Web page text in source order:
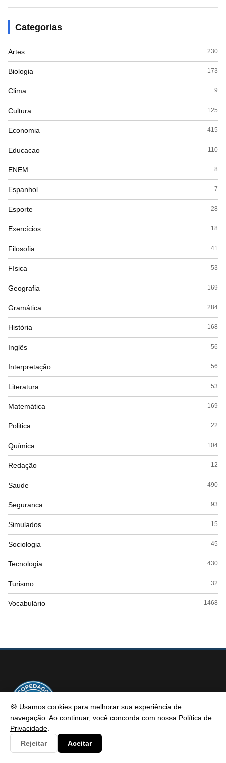
🍪 Usamos cookies para melhorar sua experiência de
navegação. Ao continuar, você concorda com nossa Política de
Privacidade
Rejeitar
Aceitar
Categorias
Artes 230
Biologia 173
Clima 9
Cultura 125
Economia 415
Educacao 110
ENEM 8
Espanhol 7
Esporte 28
Exercícios 18
Filosofia 41
Física 53
Geografia 169
Gramática 284
História 168
Inglês 56
Interpretação 56
Literatura 53
Matemática 169
Politica 22
Química 104
Redação 12
Saude 490
Seguranca 93
Simulados 15
Sociologia 45
Tecnologia 430
Turismo 32
Vocabulário 1468
PSICOPEDAGOGIA